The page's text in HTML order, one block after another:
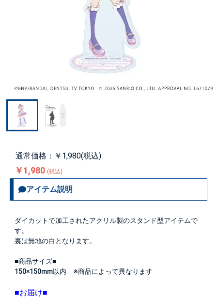
通常価格：￥1,980(税込)
￥1,980 (税込)
アイテム説明
ダイカットで加工されたアクリル製のスタンド型アイテムで
す。
裏は無地の白となります。
■商品サイズ■
150×150mm以内 ※商品によって異なります
■お届け■